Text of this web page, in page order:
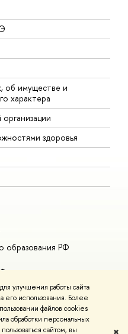
улучшения работы сайта
использования. Более
файлов cookies
обработки персональных
сайтом, вы
об имуществе и
характера
здоровья
образования РФ